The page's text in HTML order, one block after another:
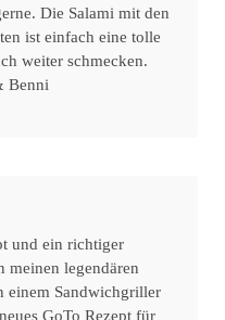
Die Salami mit den
ist einfach eine tolle
weiter schmecken.
Benni
und ein richtiger
meinen legendären
einem Sandwichgriller
GoTo Rezept für